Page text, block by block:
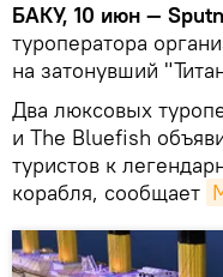
БАКУ, 10 июн —
туроператора
на затонувший
Два люксовых
и The Bluefish
туристов к
корабля, сообщает